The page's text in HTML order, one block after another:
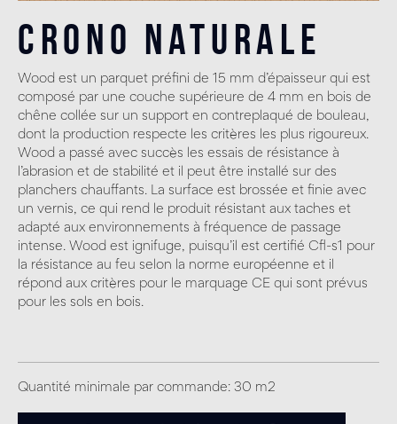
Crono Naturale
Wood est un parquet préfini de 15 mm d’épaisseur qui est
composé par une couche supérieure de 4 mm en bois de
chêne collée sur un support en contreplaqué de bouleau,
dont la production respecte les critères les plus rigoureux.
Wood a passé avec succès les essais de résistance à
l’abrasion et de stabilité et il peut être installé sur des
planchers chauffants. La surface est brossée et finie avec
un vernis, ce qui rend le produit résistant aux taches et
adapté aux environnements à fréquence de passage
intense. Wood est ignifuge, puisqu’il est certifié Cfl-s1 pour
la résistance au feu selon la norme européenne et il
répond aux critères pour le marquage CE qui sont prévus
pour les sols en bois.
Quantité minimale par commande: 30 m2